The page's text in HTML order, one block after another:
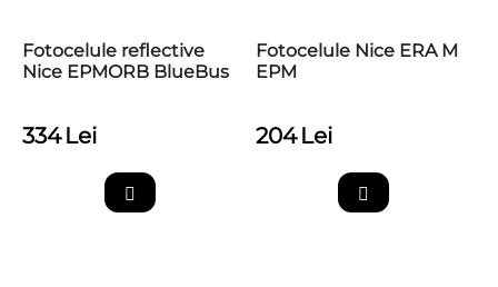
Fotocelule reflective
Nice EPMORB BlueBus
334 Lei
Fotocelule Nice ERA M
EPM
204 Lei